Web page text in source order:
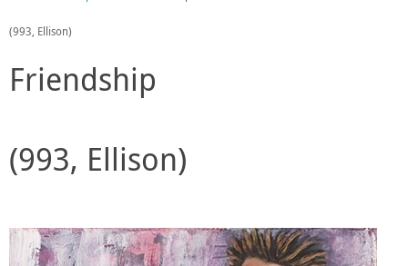
(993, Ellison)
Friendship
(993, Ellison)